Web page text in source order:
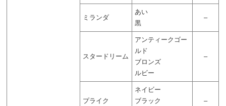
ミランダ
あい
黒
–
スタードリーム
アンティークゴー
ルド
ブロンズ
ルビー
–
プライク
ネイビー
ブラック
–